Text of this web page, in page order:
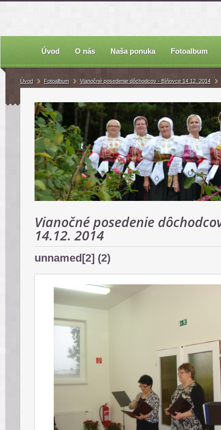
Úvod O nás Naša ponuka Fotoalbum
Úvod Fotoalbum Vianočné posedenie dôchodcov - Bíňovce 14.12. 2014
Vianočné posedenie
14.12. 2014
unnamed[2] (2)